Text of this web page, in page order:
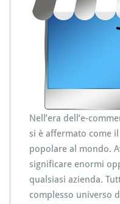
Nell’era dell’e-
si è affermato come
popolare al mondo.
significare enormi
qualsiasi azienda.
complesso universo